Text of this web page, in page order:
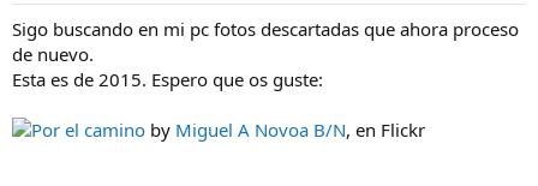
r
d
e
l
e
n
i
Sigo buscando en mi pc fotos descartadas que ahora proceso
de nuevo.
Esta es de 2015. Espero que os guste:
Por el camino by Miguel A Novoa B/N, en Flickr